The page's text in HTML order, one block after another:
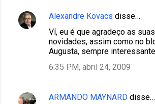
Alexandre Kovacs disse…
Ví, eu é que agradeço as
novidades, assim como no
Augusta, sempre
6:35 PM, abril 24, 2009
ARMANDO MAYNARD disse…